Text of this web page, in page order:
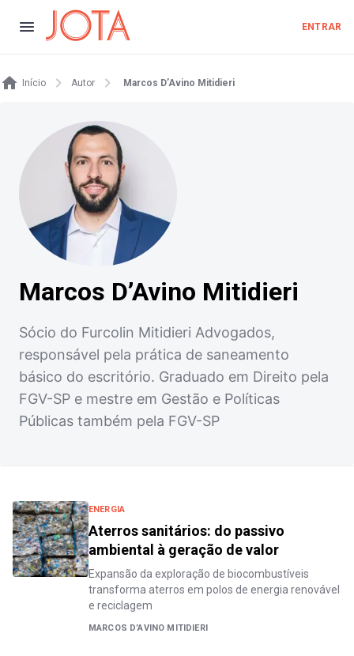
ENTRAR
Início Autor Marcos D’Avino Mitidieri
Marcos D’Avino Mitidieri
Sócio do Furcolin Mitidieri Advogados,
responsável pela prática de saneamento
básico do escritório. Graduado em Direito pela
FGV-SP e mestre em Gestão e Políticas
Públicas também pela FGV-SP
ENERGIA
Aterros sanitários: do passivo
ambiental à geração de valor
Expansão da exploração de biocombustíveis
transforma aterros em polos de energia renovável
e reciclagem
MARCOS D’AVINO MITIDIERI